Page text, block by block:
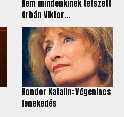
Nem mindenkinek tetszett
Orbán Viktor...
Kondor Katalin: Végenincs
fenekedés